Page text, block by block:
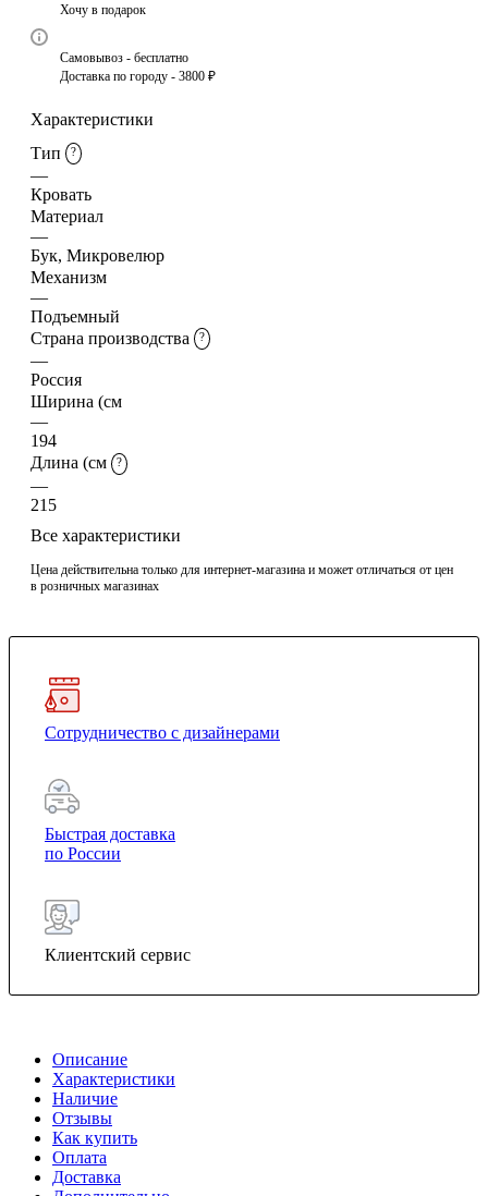
Хочу в подарок
Самовывоз - бесплатно
Доставка по городу - 3800 ₽
Характеристики
Тип
?
—
Кровать
Материал
—
Бук, Микровелюр
Механизм
—
Подъемный
Страна производства
?
—
Россия
Ширина (см
—
194
Длина (см
?
—
215
Все характеристики
Цена действительна только для интернет-магазина и может отличаться от цен
в розничных магазинах
Сотрудничество с дизайнерами
Быстрая доставка
по России
Клиентский сервис
Описание
Характеристики
Наличие
Отзывы
Как купить
Оплата
Доставка